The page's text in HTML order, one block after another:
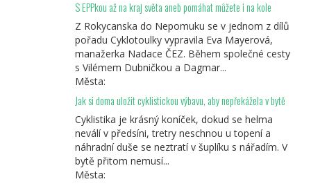
S EPPkou až na kraj světa aneb pomáhat můžete i na kole
Z Rokycanska do Nepomuku se v jednom z dílů
pořadu Cyklotoulky vypravila Eva Mayerová,
manažerka Nadace ČEZ. Během společné cesty
s Vilémem Dubničkou a Dagmar...
Města:
Jak si doma uložit cyklistickou výbavu, aby nepřekážela v bytě
Cyklistika je krásný koníček, dokud se helma
neválí v předsíni, tretry neschnou u topení a
náhradní duše se neztratí v šuplíku s nářadím. V
bytě přitom nemusí...
Města: